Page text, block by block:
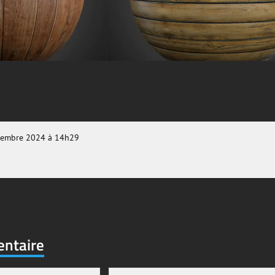
2024 à 14h29